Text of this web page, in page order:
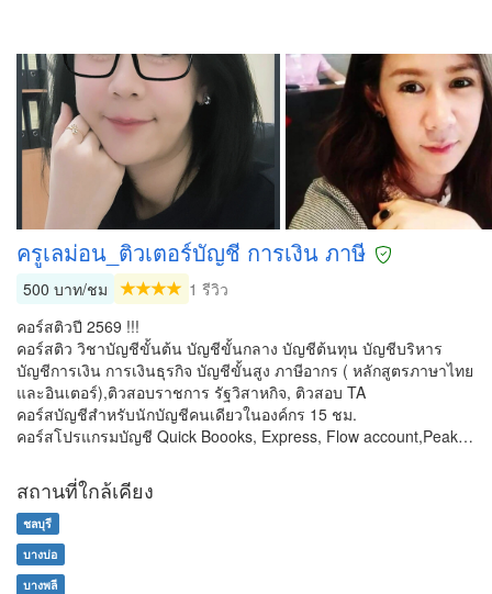
ครูเลม่อน_ติวเตอร์บัญชี การเงิน ภาษี
500 บาท/ชม
1 รีวิว
คอร์สติวปี 2569 !!!
คอร์สติว วิชาบัญชีขั้นต้น บัญชีขั้นกลาง บัญชีต้นทุน บัญชีบริหาร
บัญชีการเงิน การเงินธุรกิจ บัญชีขั้นสูง ภาษีอากร ( หลักสูตรภาษาไทย
และอินเตอร์),ติวสอบราชการ รัฐวิสาหกิจ, ติวสอบ TA
คอร์สบัญชีสำหรับนักบัญชีคนเดียวในองค์กร 15 ชม.
คอร์สโปรแกรมบัญชี Quick Boooks, Express, Flow account,Peak…
สถานที่ใกล้เคียง
ชลบุรี
บางบ่อ
บางพลี